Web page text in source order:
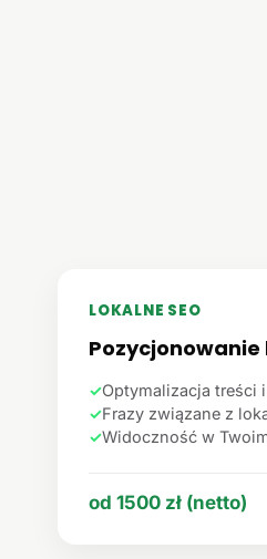
LOKALNE SEO
✓Optymalizacja treści
✓Frazy związane z
✓Widoczność w
od 1500 zł (netto)